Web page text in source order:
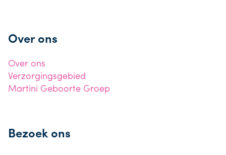
Over ons
Over ons
Verzorgingsgebied
Martini Geboorte Groep
Bezoek ons